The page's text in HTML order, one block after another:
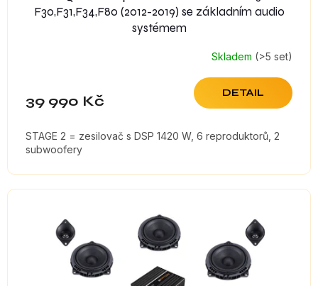
F30,F31,F34,F80 (2012-2019) se základním audio
systémem
Skladem (>5 set)
39 990 Kč DETAIL
STAGE 2 = zesilovač s DSP 1420 W, 6 reproduktorů, 2
subwoofery